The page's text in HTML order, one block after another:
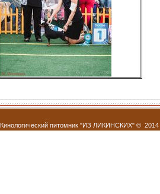
Кинологический питомник "ИЗ ЛИКИНСКИХ" © 2014